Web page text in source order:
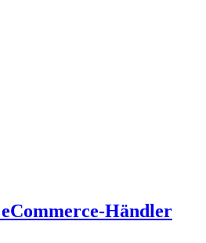
Händler